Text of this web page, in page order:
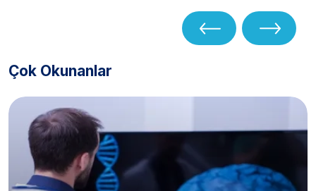
Çok Okunanlar